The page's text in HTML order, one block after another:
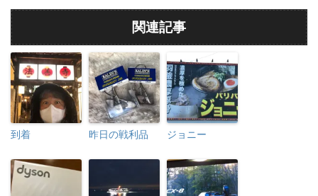
関連記事
到着 昨日の戦利品 ジョニー